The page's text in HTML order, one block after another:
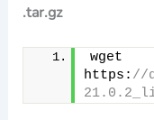
.tar.gz
wget
https: //